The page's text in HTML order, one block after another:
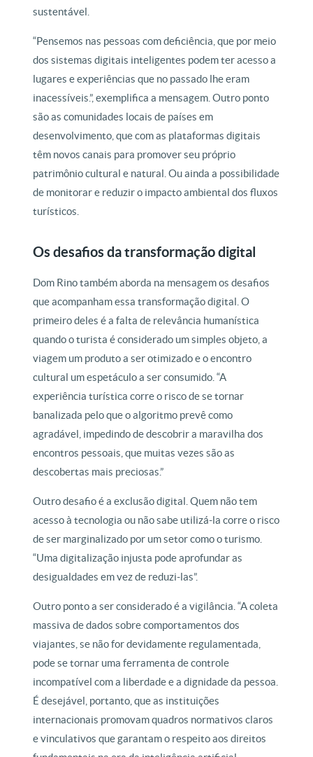
sustentável.
“Pensemos nas pessoas com deficiência, que por meio
dos sistemas digitais inteligentes podem ter acesso a
lugares e experiências que no passado lhe eram
inacessíveis.”, exemplifica a mensagem. Outro ponto
são as comunidades locais de países em
desenvolvimento, que com as plataformas digitais
têm novos canais para promover seu próprio
patrimônio cultural e natural. Ou ainda a possibilidade
de monitorar e reduzir o impacto ambiental dos fluxos
turísticos.
Os desafios da transformação digital
Dom Rino também aborda na mensagem os desafios
que acompanham essa transformação digital. O
primeiro deles é a falta de relevância humanística
quando o turista é considerado um simples objeto, a
viagem um produto a ser otimizado e o encontro
cultural um espetáculo a ser consumido. “A
experiência turística corre o risco de se tornar
banalizada pelo que o algoritmo prevê como
agradável, impedindo de descobrir a maravilha dos
encontros pessoais, que muitas vezes são as
descobertas mais preciosas.”
Outro desafio é a exclusão digital. Quem não tem
acesso à tecnologia ou não sabe utilizá-la corre o risco
de ser marginalizado por um setor como o turismo.
“Uma digitalização injusta pode aprofundar as
desigualdades em vez de reduzi-las”.
Outro ponto a ser considerado é a vigilância. “A coleta
massiva de dados sobre comportamentos dos
viajantes, se não for devidamente regulamentada,
pode se tornar uma ferramenta de controle
incompatível com a liberdade e a dignidade da pessoa.
É desejável, portanto, que as instituições
internacionais promovam quadros normativos claros
e vinculativos que garantam o respeito aos direitos